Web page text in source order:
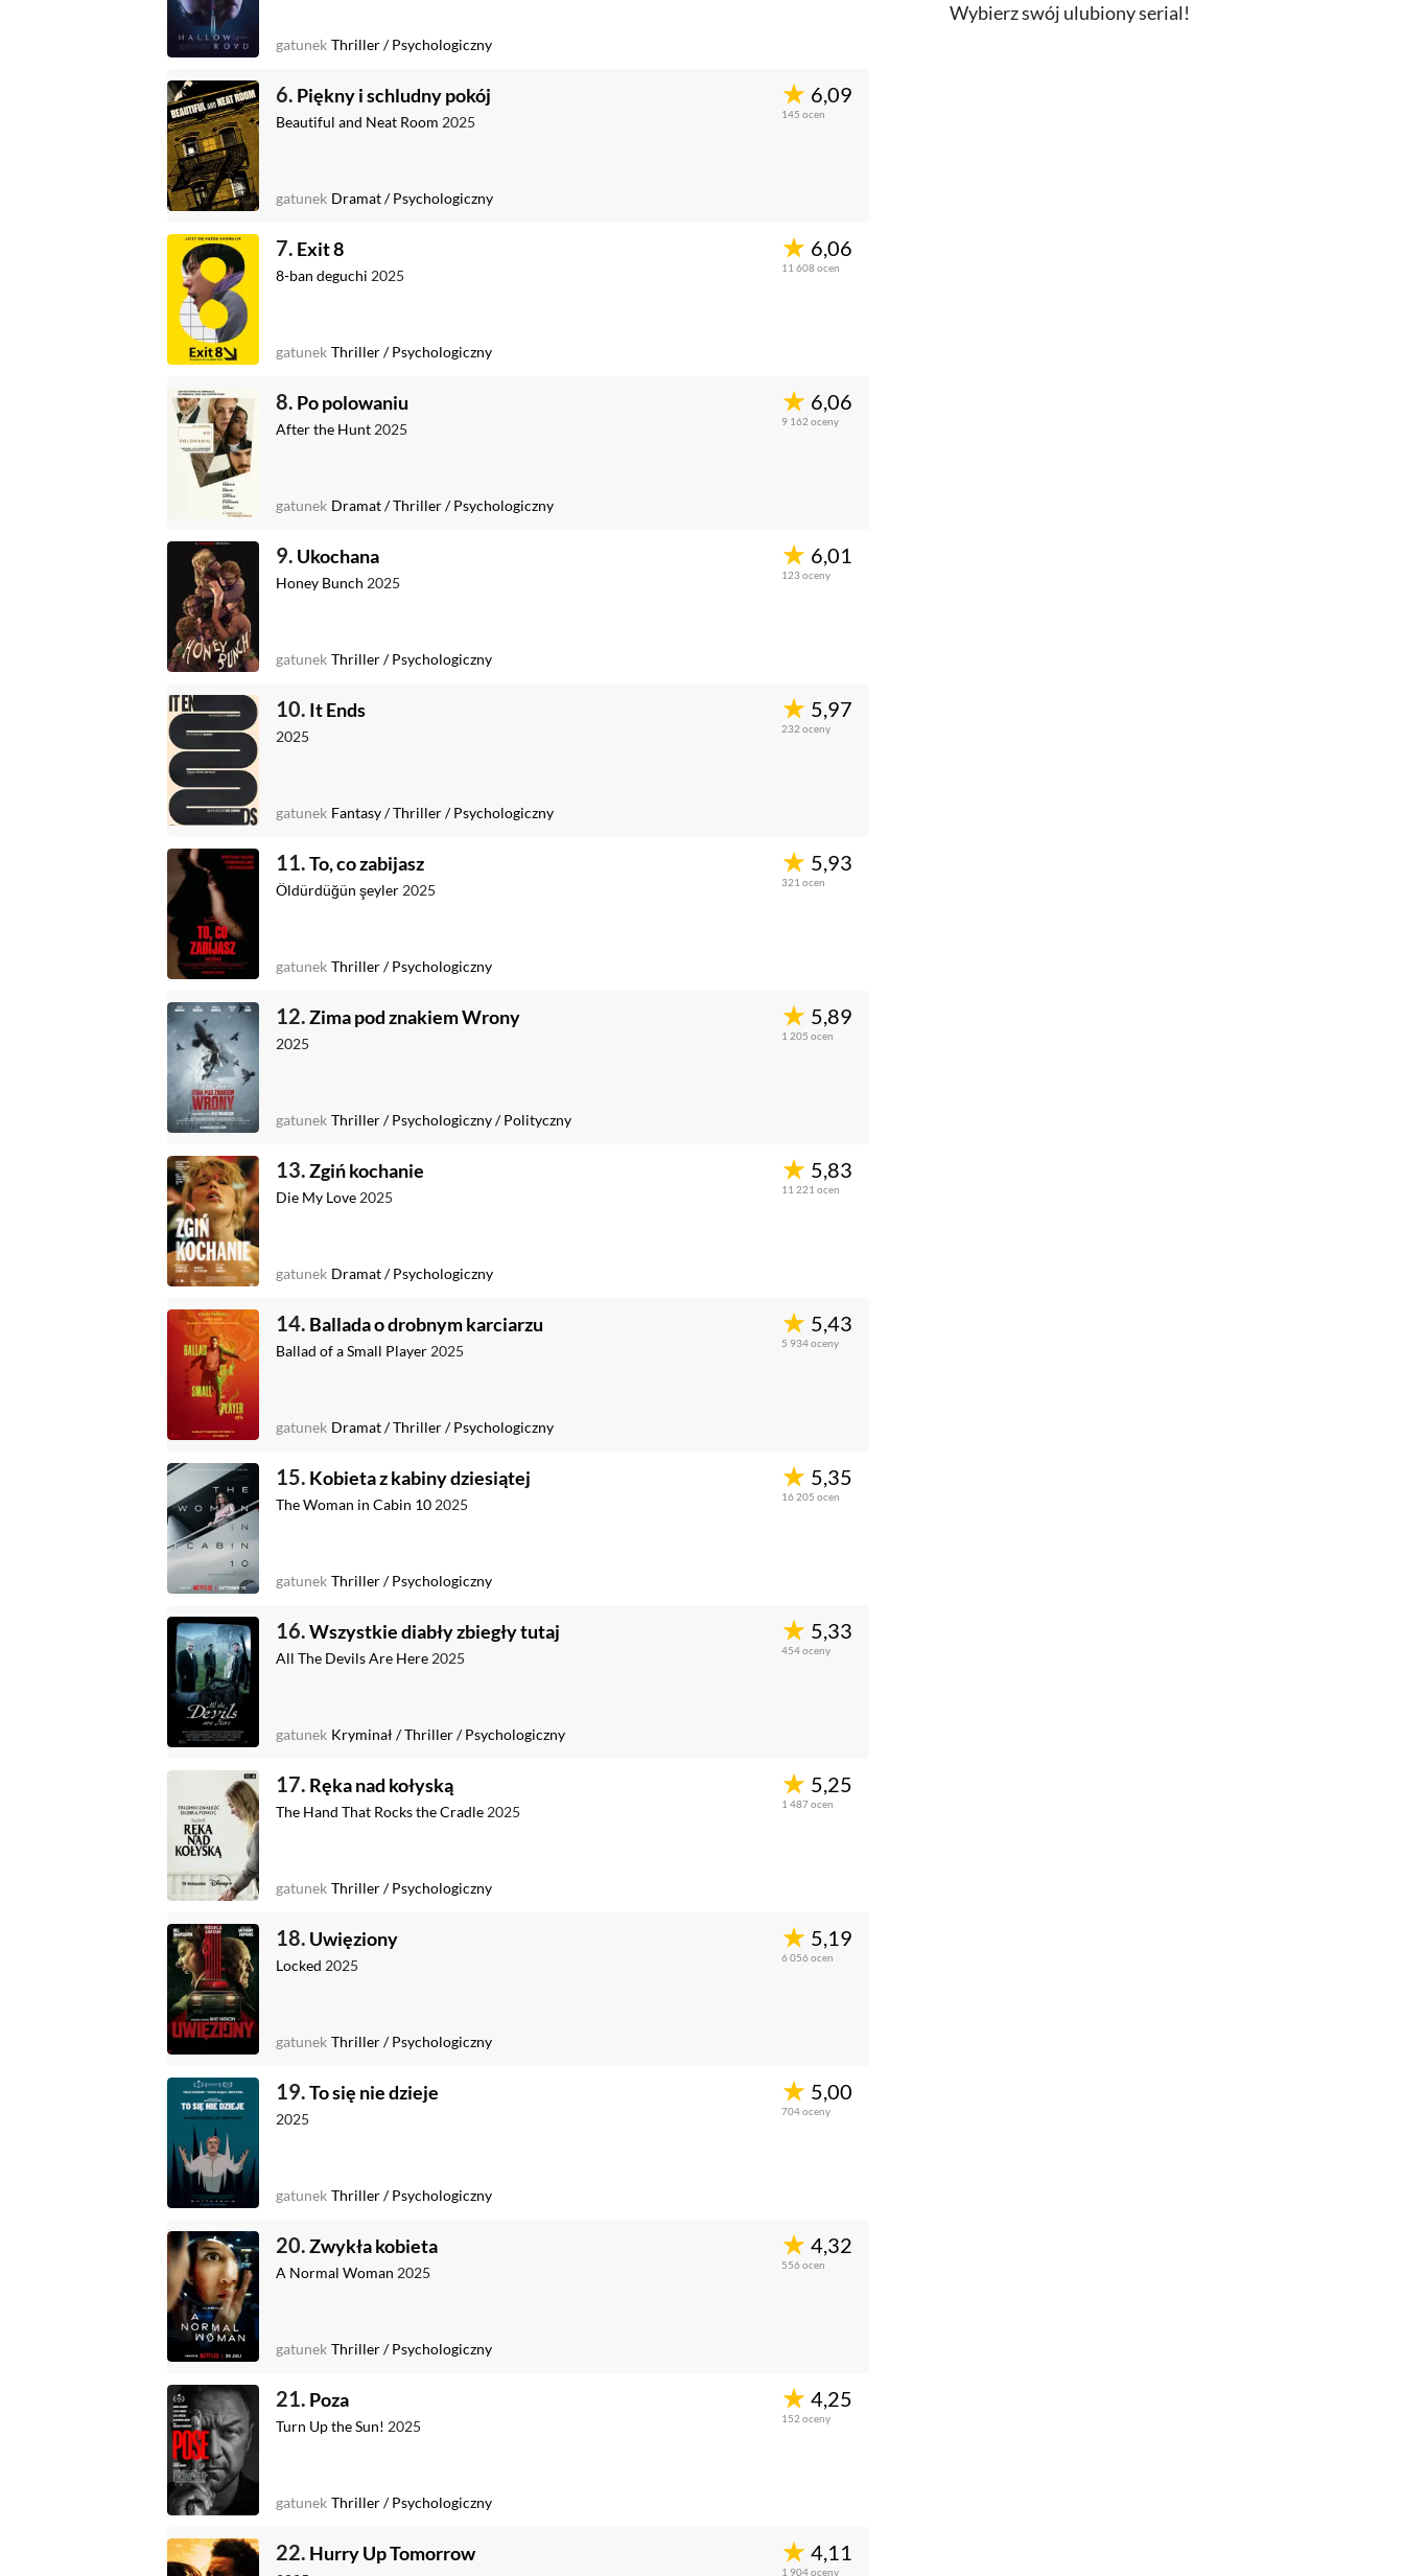
gatunek Thriller/Psychologiczny
6. Piękny i schludny pokój
Beautiful and Neat Room 2025
6,09
145 ocen
gatunek Dramat/Psychologiczny
7. Exit 8
8-ban deguchi 2025
6,06
11 608ocen
gatunek Thriller/Psychologiczny
8. Po polowaniu
After the Hunt 2025
6,06
9 162 oceny
gatunek Dramat/Thriller/Psychologiczny
9. Ukochana
Honey Bunch 2025
6,01
123oceny
gatunek Thriller/Psychologiczny
10. It Ends
2025
5,97
232 oceny
gatunek Fantasy/Thriller/Psychologiczny
11.To, co zabijasz
Öldürdüğün şeyler 2025
5,93
321 ocen
gatunek Thriller/Psychologiczny
12.Zima pod znakiem Wrony
2025
5,89
1 205 ocen
gatunek Thriller/Psychologiczny/Polityczny
13.Zgiń kochanie
Die My Love 2025
5,83
11 221 ocen
gatunek Dramat/Psychologiczny
14. Ballada o drobnym karciarzu
Ballad of a Small Player 2025
5,43
5 934oceny
gatunek Dramat/Thriller/Psychologiczny
15. Kobieta z kabiny dziesiątej
The Woman in Cabin 10 2025
5,35
16 205 ocen
gatunek Thriller/Psychologiczny
16.Wszystkie diabły zbiegły tutaj
All The Devils Are Here 2025
5,33
454oceny
gatunek Kryminał /Thriller/Psychologiczny
17. Ręka nad kołyską
The Hand That Rocks the Cradle 2025
5,25
1 487ocen
gatunek Thriller/Psychologiczny
18. Uwięziony
Locked 2025
5,19
6 056ocen
gatunek Thriller/Psychologiczny
19.To się nie dzieje
2025
5,00
704oceny
gatunek Thriller/Psychologiczny
20.Zwykła kobieta
A Normal Woman 2025
4,32
556ocen
gatunek Thriller/Psychologiczny
21. Poza
Turn Up the Sun! 2025
4,25
152 oceny
gatunek Thriller/Psychologiczny
22. Hurry Up Tomorrow 4,11
1 904oceny
Wybierz swój ulubiony serial!